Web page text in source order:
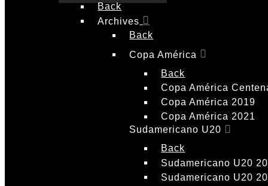
Back
Archives
Back
Copa América
Back
Copa América
Copa América 2019
Copa América 2021
Sudamericano U20
Back
Sudamericano U20
Sudamericano U20